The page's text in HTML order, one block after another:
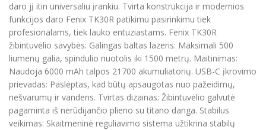
daro jį itin universaliu įrankiu. Tvirta konstrukcija ir modernios
funkcijos daro Fenix TK30R patikimu pasirinkimu tiek
profesionalams, tiek lauko entuziastams. Fenix TK30R
žibintuvėlio savybės: Galingas baltas lazeris: Maksimali 500
liumenų galia, spindulio nuotolis iki 1500 metrų. Maitinimas:
Naudoja 6000 mAh talpos 21700 akumuliatorių. USB-C įkrovimo
prievadas: Paslėptas, kad būtų apsaugotas nuo pažeidimų,
nešvarumų ir vandens. Tvirtas dizainas: Žibintuvėlio galvutė
pagaminta iš nerūdijančio plieno su titano danga. Stabilus
veikimas: Skaitmeninė reguliavimo sistema užtikrina stabilų